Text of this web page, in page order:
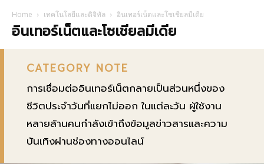
Home เทคโนโลยีและดิจิทัล อินเทอร์เน็ตและโซเชียลมีเดีย
อินเทอร์เน็ตและโซเชียลมีเดีย
CATEGORY NOTE
การเชื่อมต่ออินเทอร์เน็ตกลายเป็นส่วนหนึ่งของ
ชีวิตประจำวันที่แยกไม่ออก ในแต่ละวัน ผู้ใช้งาน
หลายล้านคนกำลังเข้าถึงข้อมูลข่าวสารและความ
บันเทิงผ่านช่องทางออนไลน์